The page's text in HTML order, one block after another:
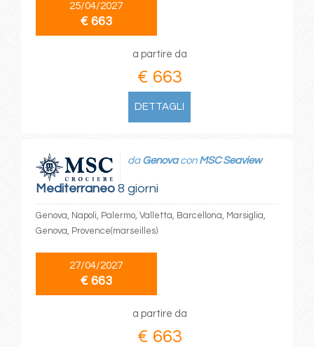
25/04/2027
€ 663
a partire da
€ 663
DETTAGLI
Mediterraneo8 giorni
da Genovacon MSC Seaview
Genova, Napoli, Palermo, Valletta, Barcellona, Marsiglia,
Genova, Provence(marseilles)
27/04/2027
€ 663
a partire da
€ 663